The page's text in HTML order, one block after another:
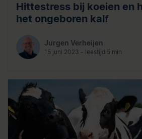
Hittestress bij koeien en
het ongeboren kalf
Jurgen Verheijen
15 juni 2023 - leestijd 5 min